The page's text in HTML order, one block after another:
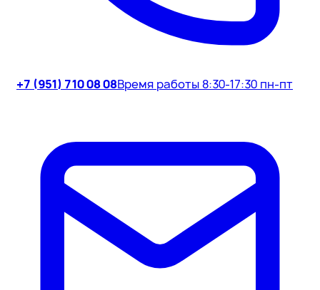
+7 (951) 710 08 08Время работы 8:30-17:30 пн-пт